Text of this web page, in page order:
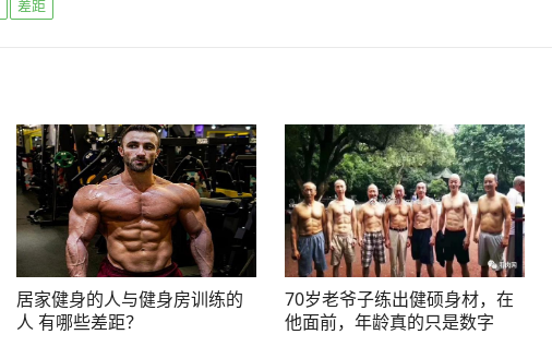
差距
居家健身的人与健身房训练的
人 有哪些差距？
70岁老爷子练出健硕身材，在
他面前，年龄真的只是数字